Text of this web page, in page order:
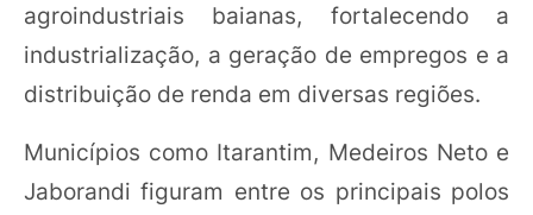
agroindustriais baianas, fortalecendo a
industrialização, a geração de empregos e a
distribuição de renda em diversas regiões.
Municípios como Itarantim, Medeiros Neto e
Jaborandi figuram entre os principais polos